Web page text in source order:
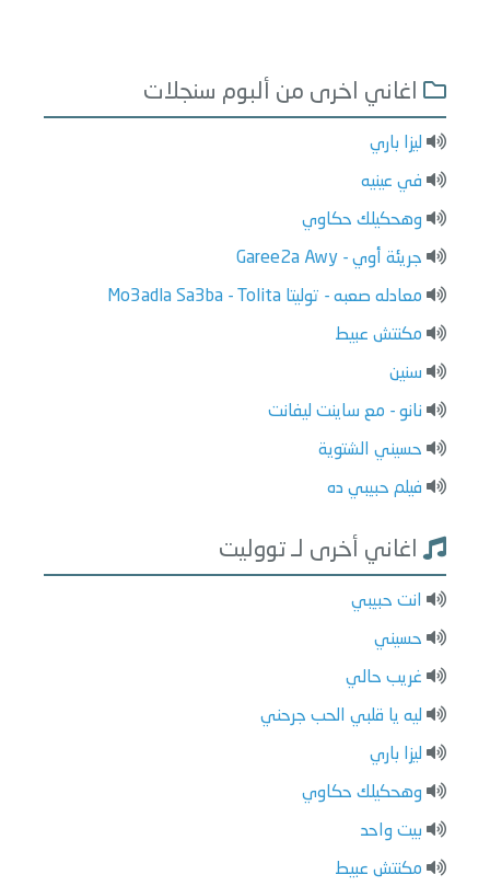
اغاني اخرى من ألبوم سنجلات
ليزا باري
في عينيه
وهحكيلك حكاوي
جريئة أوي - Garee2a Awy
معادله صعبه - توليتا Mo3adla Sa3ba - Tolita
مكنتش عبيط
سنين
نانو - مع ساينت ليفانت
حسيني الشتوية
فيلم حبيبي ده
اغاني أخرى لـ تووليت
انت حبيبي
حسيني
غريب حالي
ليه يا قلبي الحب جرحني
ليزا باري
وهحكيلك حكاوي
بيت واحد
مكنتش عبيط